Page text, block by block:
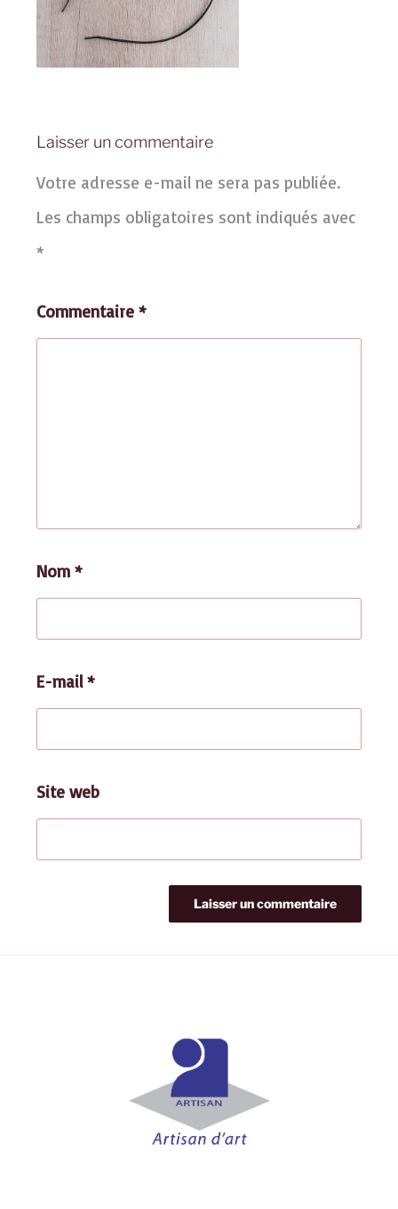
Laisser un commentaire
Votre adresse e-mail ne sera pas publiée.
Les champs obligatoires sont indiqués avec
*
Commentaire*
Nom*
E-mail*
Site web